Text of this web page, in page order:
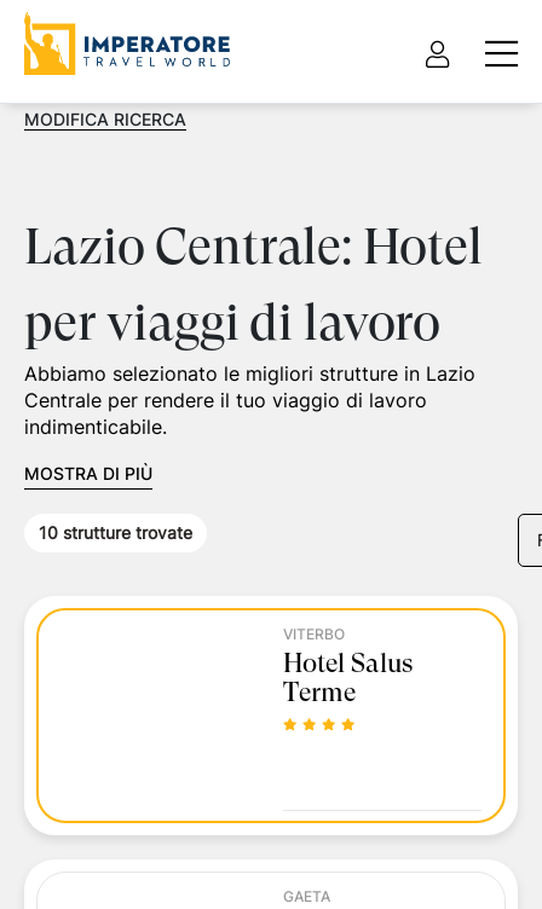
MODIFICA RICERCA
Lazio Centrale: Hotel
per viaggi di lavoro
Abbiamo selezionato le migliori strutture in Lazio
Centrale per rendere il tuo viaggio di lavoro
indimenticabile.
MOSTRA DI PIÙ
10 strutture trovate
VITERBO
Hotel Salus
Terme
GAETA